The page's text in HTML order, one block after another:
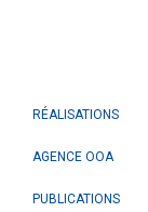
RÉALISATIONS
AGENCE OOA
PUBLICATIONS